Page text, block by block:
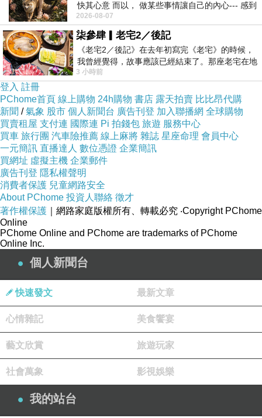
快其心意 而以， 做某些事情讓自己的內心--- 感到
愉快。
2026-08-07
柒參肆▎老宅2／後記
《老宅2／後記》在去年初寫完《老宅》的時候，
我曾經覺得，故事應該已經結束了。那座老宅在地
震中倒塌，七個人終於離開那片黑暗，
3 小時前
登入 註冊
PChome首頁 線上購物 24h購物 書店 露天拍賣 比比昂代購
新聞 /氣象 股市 個人新聞台 廣告刊登 加入聯播網 全球購物
買賣租屋 支付連 國際連 Pi 拍錢包 旅遊 服務中心
買車 旅行團 汽車險推薦 線上麻將 雜誌 星座命理 會員中心
一元簡訊 直播達人 數位憑證 企業簡訊
買網址 虛擬主機 企業郵件
廣告刊登 隱私權聲明
消費者保護 兒童網路安全
About PChome 投資人聯絡 徵才
著作權保護 ｜網路家庭版權所有、轉載必究 ‧Copyright PChome
Online
PChome Online and PChome are trademarks of PChome
Online Inc.
個人新聞台
快速發文 最新文章
心情雜記 美食饗宴
藝文欣賞 旅遊玩家
社會萬象 影視娛樂
我的站台